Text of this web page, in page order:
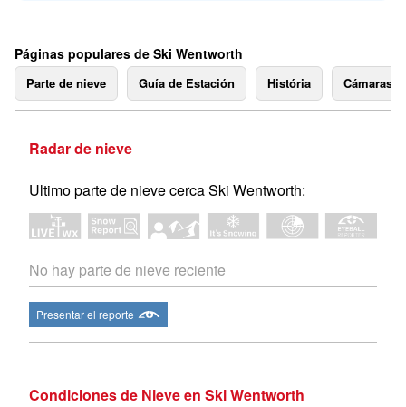
Páginas populares de Ski Wentworth
Parte de nieve Guía de Estación História Cámaras
Radar de nieve
Ultimo parte de nieve cerca Ski Wentworth:
No hay parte de nieve reciente
Presentar el reporte
Condiciones de Nieve en Ski Wentworth